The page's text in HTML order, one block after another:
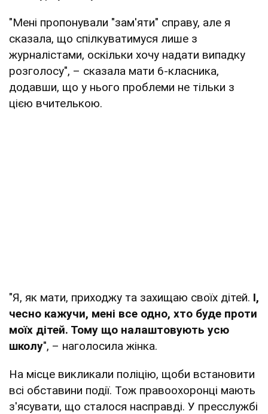
"Мені пропонували "зам'яти" справу, але я
сказала, що спілкуватимуся лише з
журналістами, оскільки хочу надати випадку
розголосу", – сказала мати 6-класника,
додавши, що у нього проблеми не тільки з
цією вчителькою.
"Я, як мати, приходжу та захищаю своїх дітей. І,
чесно кажучи, мені все одно, хто буде проти
моїх дітей. Тому що налаштовують усю
школу", – наголосила жінка.
На місце викликали поліцію, щоби встановити
всі обставини події. Тож правоохоронці мають
з'ясувати, що сталося насправді. У пресслужбі